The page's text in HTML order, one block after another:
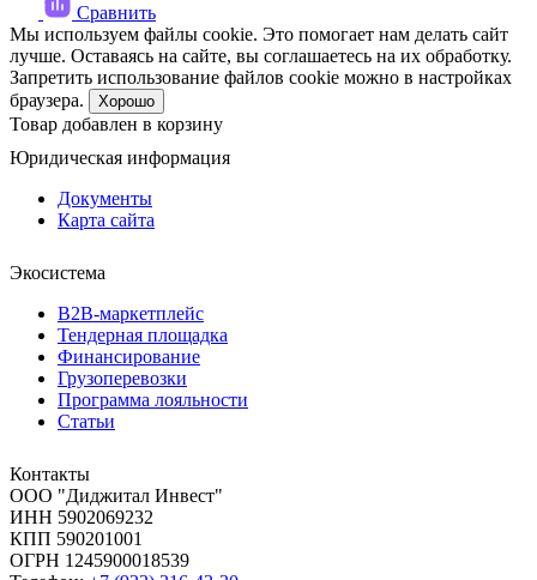
Сравнить
Мы используем файлы cookie. Это помогает нам делать сайт
лучше. Оставаясь на сайте, вы соглашаетесь на их обработку.
Запретить использование файлов cookie можно в настройках
браузера.
Хорошо
Товар добавлен в корзину
Юридическая информация
Документы
Карта сайта
Экосистема
B2B‑маркетплейс
Тендерная площадка
Финансирование
Грузоперевозки
Программа лояльности
Статьи
Контакты
ООО "Диджитал Инвест"
ИНН 5902069232
КПП 590201001
ОГРН 1245900018539